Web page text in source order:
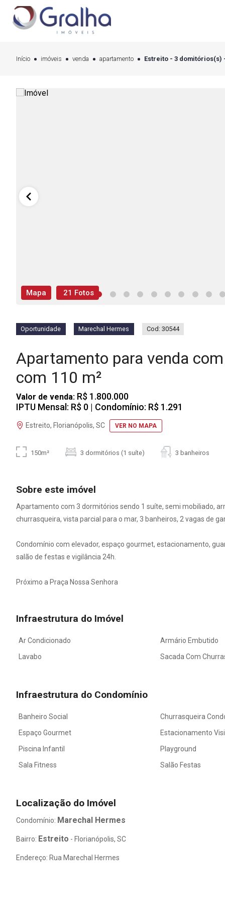
Início imóveis venda apartamento Estreito - 3 domitórios(s)
Mapa 21 Fotos
Oportunidade Marechal Hermes Cod: 30544
Apartamento para venda
com 110 m²
Valor de venda: R$ 1.800.000
IPTU Mensal: R$ 0 | Condomínio: R$ 1.291
Estreito, Florianópolis, SC VER NO MAPA
150m² 3 dormitórios (1 suíte) 3 banheiros
Sobre este imóvel
Apartamento com 3 dormitórios sendo 1 suíte, semi mobiliado,
churrasqueira, vista parcial para o mar, 3 banheiros, 2 vagas de
Condomínio com elevador, espaço gourmet, estacionamento,
salão de festas e vigilância 24h.
Próximo a Praça Nossa Senhora
Infraestrutura do Imóvel
Ar Condicionado
Armário Embutido
Lavabo
Sacada Com
Infraestrutura do Condomínio
Banheiro Social
Churrasqueira
Espaço Gourmet
Estacionamento
Piscina Infantil
Playground
Sala Fitness
Salão Festas
Localização do Imóvel
Condomínio: Marechal Hermes
Bairro: Estreito - Florianópolis, SC
Endereço: Rua Marechal Hermes